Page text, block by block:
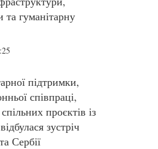
та гуманітарну
підтримки,
співпраці,
проєктів із
зустріч
Сербії